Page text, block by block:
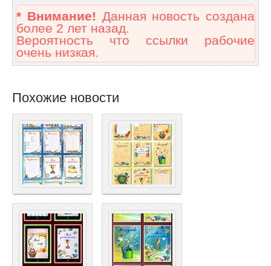
* Внимание! Данная новость создана
более 2 лет назад.
Вероятность что ссылки рабочие
очень низкая.
Похожие новости